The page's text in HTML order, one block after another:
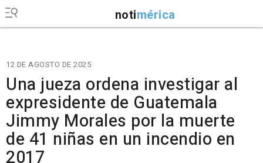
notimérica
12 DE AGOSTO DE 2025
Una jueza ordena investigar al
expresidente de Guatemala
Jimmy Morales por la muerte
de 41 niñas en un incendio en
2017